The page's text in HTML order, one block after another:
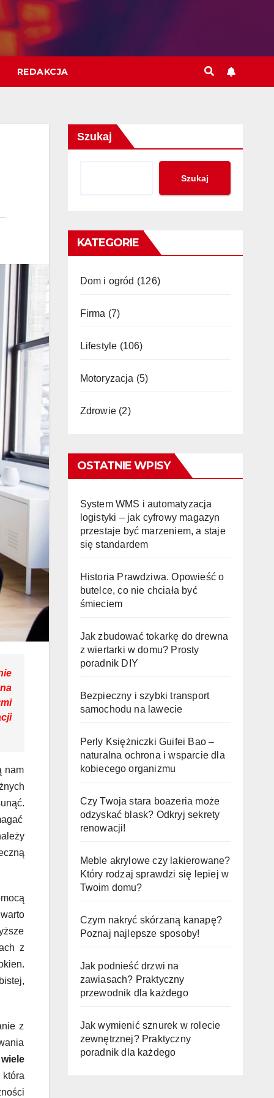
REDAKCJA
nam
z
z
Szukaj
Szukaj
KATEGORIE
Dom i ogród (126)
Firma (7)
Lifestyle (106)
Motoryzacja (5)
Zdrowie(2)
OSTATNIE WPISY
System WMS i automatyzacja
logistyki – jak cyfrowy magazyn
przestaje być marzeniem, a staje
się standardem
Historia Prawdziwa. Opowieść o
butelce, co nie chciała być
śmieciem
Jak zbudować tokarkę do drewna
z wiertarki w domu? Prosty
poradnik DIY
Bezpieczny i szybki transport
samochodu na lawecie
Perly Księżniczki Guifei Bao –
naturalna ochrona i wsparcie dla
kobiecego organizmu
Czy Twoja stara boazeria może
odzyskać blask? Odkryj sekrety
renowacji!
Meble akrylowe czy lakierowane?
Który rodzaj sprawdzi się lepiej w
Twoim domu?
Czym nakryć skórzaną kanapę?
Poznaj najlepsze sposoby!
Jak podnieść drzwi na
zawiasach? Praktyczny
przewodnik dla każdego
Jak wymienić sznurek w rolecie
zewnętrznej? Praktyczny
poradnik dla każdego